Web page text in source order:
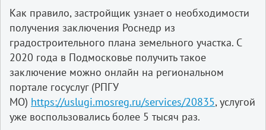
Как правило, застройщик узнает о необходимости
получения заключения Роснедр из
градостроительного плана земельного участка. С
2020 года в Подмосковье получить такое
заключение можно онлайн на региональном
портале госуслуг (РПГУ
МО) https://uslugi.mosreg.ru/services/20835, услугой
уже воспользовались более 5 тысяч раз.